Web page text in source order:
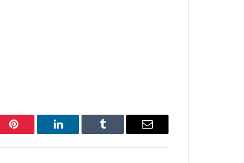
Pinterest LinkedIn Tumblr Email